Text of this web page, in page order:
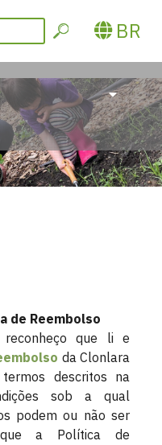
BR
de Reembolso
que li e
da Clonlara
descritos na
sob a qual
podem ou não ser
que a Política de